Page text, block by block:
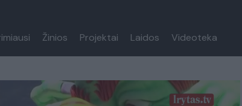
Žinios Projektai Laidos Videoteka